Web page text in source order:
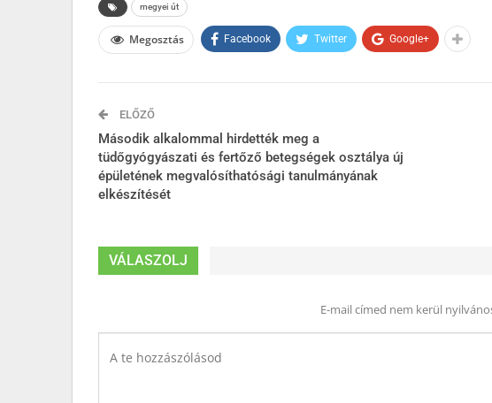
megyei út
Megosztás Facebook Twitter Google+
ELŐZŐ
Második alkalommal hirdették meg a
tüdőgyógyászati és fertőző betegségek osztálya új
épületének megvalósíthatósági tanulmányának
elkészítését
VÁLASZOLJ
E-mail címed nem kerül